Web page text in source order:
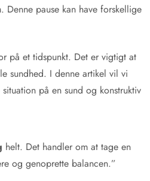
pause kan have forskellige
på et tidspunkt. Det er vigtigt at
sundhed. I denne artikel vil vi
på en sund og konstruktiv
helt. Det handler om at tage en
og genoprette balancen.”